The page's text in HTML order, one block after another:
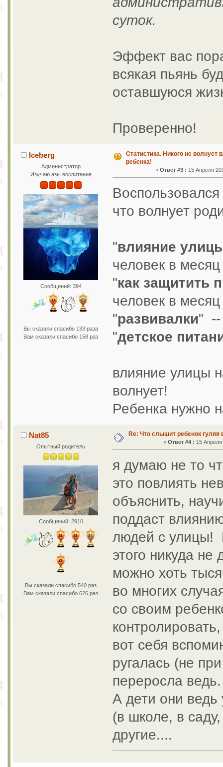
суток.
Эффект вас
всякая пьянь
оставшуюся
Проверенно!
Iceberg
Администратор
Изучаю азы воспитания
Сообщений: 394
Вы сказали спасибо 133 раза
Вам сказали спасибо 158 раз
Статистика. Никого не волнует
ребенка!
«Ответ #3 : 15 Апреля
Воспользовался
что волнует
"влияние
человек в
"как защитить
человек в месяц
"развивалки"
"детское
влияние улицы
волнует!
Ребенка нужно
Nat85
Опытный родитель
Сообщений: 2910
Вы сказали спасибо 540 раз
Вам сказали спасибо 626 раз
Re: Что слышит ребенок гуляя
«Ответ #4 : 15
я думаю не то
это повлиять
объяснить,
поддаст
людей с улицы!
этого никуда
можно хоть
во многих
со своим
вот себя
ругалась (не
переросла ведь.
А дети они ведь
(в школе, в
другие....